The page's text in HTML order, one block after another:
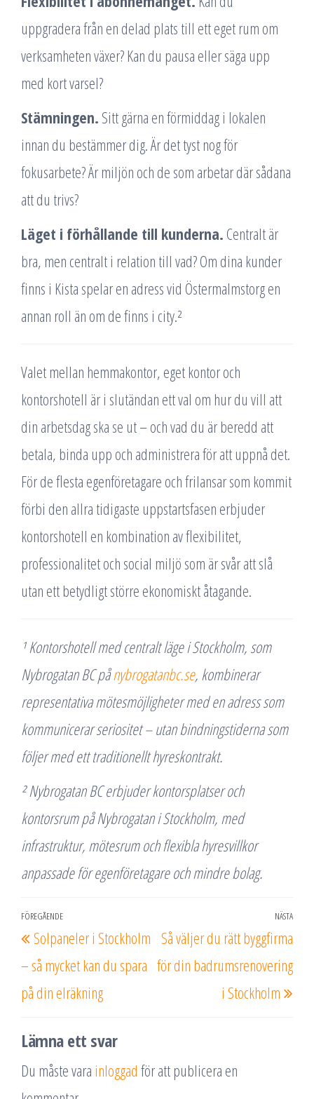
uppgradera från en delad plats till ett eget rum om
verksamheten växer? Kan du pausa eller säga upp
med kort varsel?
Stämningen. Sitt gärna en förmiddag i lokalen
innan du bestämmer dig. Är det tyst nog för
fokusarbete? Är miljön och de som arbetar där sådana
att du trivs?
Läget i förhållande till kunderna. Centralt är
bra, men centralt i relation till vad? Om dina kunder
finns i Kista spelar en adress vid Östermalmstorg en
annan roll än om de finns i city.²
Valet mellan hemmakontor, eget kontor och
kontorshotell är i slutändan ett val om hur du vill att
din arbetsdag ska se ut – och vad du är beredd att
betala, binda upp och administrera för att uppnå det.
För de flesta egenföretagare och frilansar som kommit
förbi den allra tidigaste uppstartsfasen erbjuder
kontorshotell en kombination av flexibilitet,
professionalitet och social miljö som är svår att slå
utan ett betydligt större ekonomiskt åtagande.
¹ Kontorshotell med centralt läge i Stockholm, som
Nybrogatan BC pånybrogatanbc.se, kombinerar
representativa mötesmöjligheter med en adress som
kommunicerar seriositet – utan bindningstiderna som
följer med ett traditionellt hyreskontrakt.
² Nybrogatan BC erbjuder kontorsplatser och
kontorsrum på Nybrogatan i Stockholm, med
infrastruktur, mötesrum och flexibla hyresvillkor
anpassade för egenföretagare och mindre bolag.
Inläggsnavigering
Föregående
inlägg
FÖREGÅENDE
Solpaneler i Stockholm
– så mycket kan du spara
på din elräkning
NÄSTA
Så väljer du rätt byggfirma
för din badrumsrenovering
i Stockholm
Lämna ett svar
Du måste vara inloggad för att publicera en